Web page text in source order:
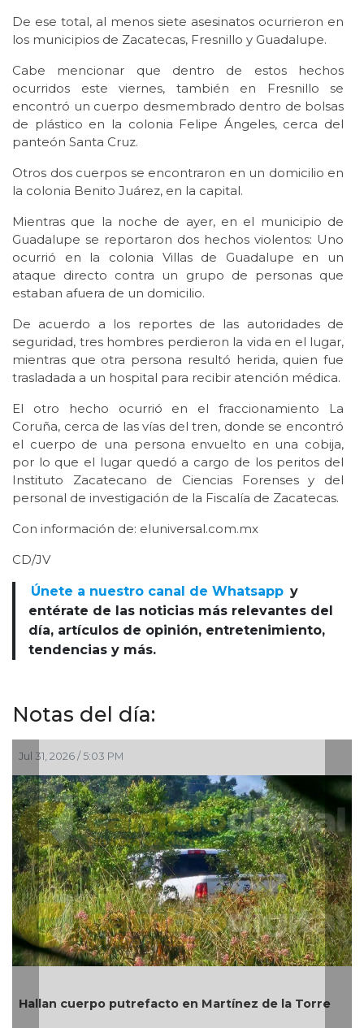
De ese total, al menos siete asesinatos ocurrieron en
los municipios de Zacatecas, Fresnillo y Guadalupe.
Cabe mencionar que dentro de estos hechos
ocurridos este viernes, también en Fresnillo se
encontró un cuerpo desmembrado dentro de bolsas
de plástico en la colonia Felipe Ángeles, cerca del
panteón Santa Cruz.
Otros dos cuerpos se encontraron en un domicilio en
la colonia Benito Juárez, en la capital.
Mientras que la noche de ayer, en el municipio de
Guadalupe se reportaron dos hechos violentos: Uno
ocurrió en la colonia Villas de Guadalupe en un
ataque directo contra un grupo de personas que
estaban afuera de un domicilio.
De acuerdo a los reportes de las autoridades de
seguridad, tres hombres perdieron la vida en el lugar,
mientras que otra persona resultó herida, quien fue
trasladada a un hospital para recibir atención médica.
El otro hecho ocurrió en el fraccionamiento La
Coruña, cerca de las vías del tren, donde se encontró
el cuerpo de una persona envuelto en una cobija,
por lo que el lugar quedó a cargo de los peritos del
Instituto Zacatecano de Ciencias Forenses y del
personal de investigación de la Fiscalía de Zacatecas.
Con información de: eluniversal.com.mx
CD/JV
Únete a nuestro canal de Whatsapp y
entérate de las noticias más relevantes del
día, artículos de opinión, entretenimiento,
tendencias y más.
Notas del día:
2026 / 5:03 PM
cuerpo putrefacto en Martínez de la Torre